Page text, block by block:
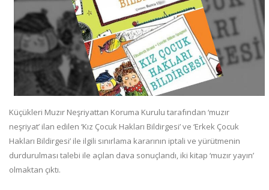
Küçükleri Muzır Neşriyattan Koruma Kurulu tarafından ‘muzır
neşriyat’ ilan edilen ‘Kız Çocuk Hakları Bildirgesi’ ve ‘Erkek Çocuk
Hakları Bildirgesi’ ile ilgili sınırlama kararının iptali ve yürütmenin
durdurulması talebi ile açılan dava sonuçlandı, iki kitap ‘muzır yayın’
olmaktan çıktı.